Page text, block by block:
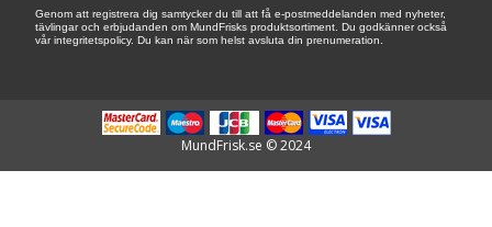
Genom att registrera dig samtycker du till att få e-postmeddelanden med nyheter,
tävlingar och erbjudanden om MundFrisks produktsortiment. Du godkänner också
vår integritetspolicy. Du kan när som helst avsluta din prenumeration.
MundFrisk.se © 2024